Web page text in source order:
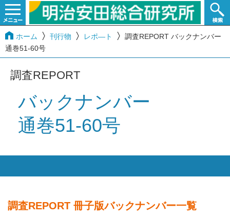
ホーム 刊行物 レポ―ト
調査REPORT バックナンバー
通巻51-60号
調査REPORT
バックナンバー
通巻51-60号
調査REPORT 冊子版バックナンバー一覧